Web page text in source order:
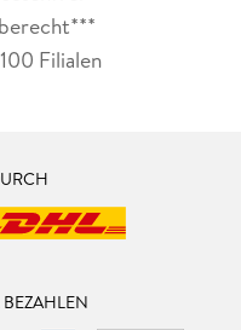
Filialen